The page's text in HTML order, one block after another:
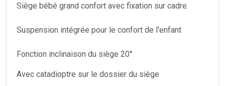
Siège bébé grand confort avec fixation sur cadre.
Suspension intégrée pour le confort de l'enfant
Fonction inclinaison du siège 20°
Avec catadioptre sur le dossier du siège